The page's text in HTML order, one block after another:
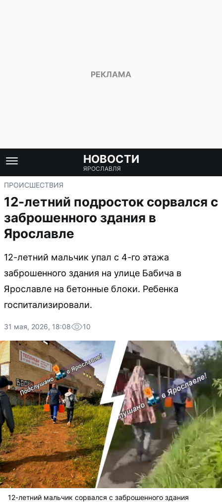
НОВОСТИ
ЯРОСЛАВЛЯ
ПРОИСШЕСТВИЯ
12-летний подросток сорвался с
заброшенного здания в
Ярославле
12-летний мальчик упал с 4-го этажа
заброшенного здания на улице Бабича в
Ярославле на бетонные блоки. Ребенка
госпитализировали.
31 мая, 2026, 18:08 10
12-летний мальчик сорвался с заброшенного здания